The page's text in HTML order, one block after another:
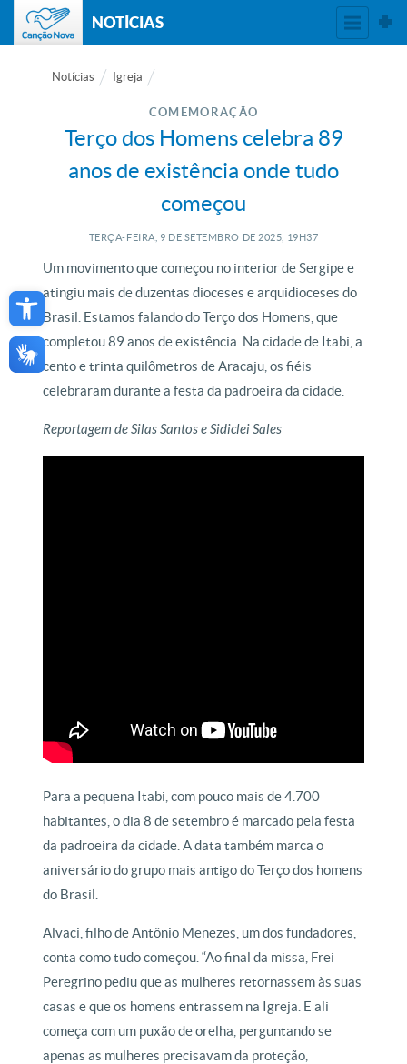
Open toolbar
NOTÍCIAS
Notícias Igreja
COMEMORAÇÃO
Terço dos Homens celebra 89
anos de existência onde tudo
começou
TERÇA-FEIRA, 9 DE SETEMBRO DE 2025, 19H37
Um movimento que começou no interior de Sergipe e
atingiu mais de duzentas dioceses e arquidioceses do
Brasil. Estamos falando do Terço dos Homens, que
completou 89 anos de existência. Na cidade de Itabi, a
cento e trinta quilômetros de Aracaju, os fiéis
celebraram durante a festa da padroeira da cidade.
Reportagem de Silas Santos e Sidiclei Sales
Para a pequena Itabi, com pouco mais de 4.700
habitantes, o dia 8 de setembro é marcado pela festa
da padroeira da cidade. A data também marca o
aniversário do grupo mais antigo do Terço dos homens
do Brasil.
Alvaci, filho de Antônio Menezes, um dos fundadores,
conta como tudo começou. “Ao final da missa, Frei
Peregrino pediu que as mulheres retornassem às suas
casas e que os homens entrassem na Igreja. E ali
começa com um puxão de orelha, perguntando se
apenas as mulheres precisavam da proteção,